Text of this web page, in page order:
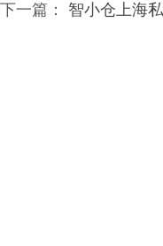
下一篇：
智小仓上海